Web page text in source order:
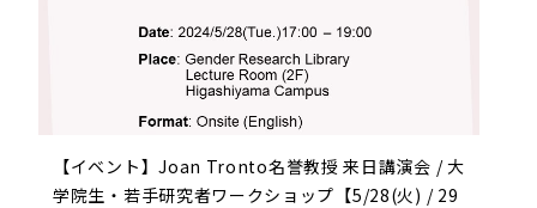
【イベント】Joan Tronto名誉教授 来日講演会 / 大
学院生・若手研究者ワークショップ【5/28(火) / 29